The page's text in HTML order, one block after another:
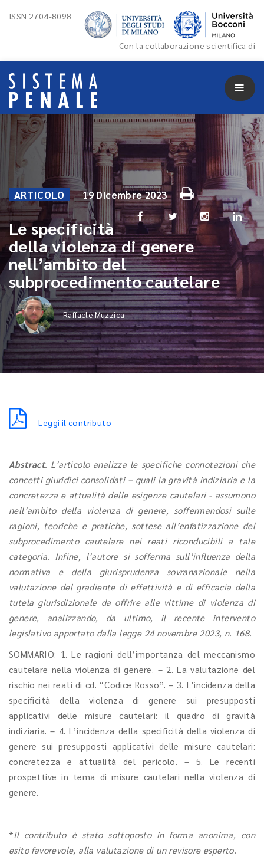
ISSN 2704-8098
Con la collaborazione scientifica di
ARTICOLO 19 Dicembre 2023
Le specificità
della violenza di genere
nell’ambito del
subprocedimento cautelare
Raffaele Muzzica
Leggi il contributo
Abstract. L’articolo analizza le specifiche connotazioni che
concetti giuridici consolidati – quali la gravità indiziaria e la
concretezza e attualità delle esigenze cautelari - assumono
nell’ambito della violenza di genere, soffermandosi sulle
ragioni, teoriche e pratiche, sottese all’enfatizzazione del
subprocedimento cautelare nei reati riconducibili a tale
categoria. Infine, l’autore si sofferma sull’influenza della
normativa e della giurisprudenza sovranazionale nella
valutazione del gradiente di effettività e di efficacia della
tutela giurisdizionale da offrire alle vittime di violenza di
genere, analizzando, da ultimo, il recente intervento
legislativo apportato dalla legge 24 novembre 2023, n. 168.
SOMMARIO: 1. Le ragioni dell’importanza del meccanismo
cautelare nella violenza di genere. – 2. La valutazione del
rischio nei reati di cd. “Codice Rosso”. – 3. L’incidenza della
specificità della violenza di genere sui presupposti
applicativi delle misure cautelari: il quadro di gravità
indiziaria. – 4. L’incidenza della specificità della violenza di
genere sui presupposti applicativi delle misure cautelari:
concretezza e attualità del pericolo. – 5. Le recenti
prospettive in tema di misure cautelari nella violenza di
genere.
*Il contributo è stato sottoposto in forma anonima, con
esito favorevole, alla valutazione di un revisore esperto.